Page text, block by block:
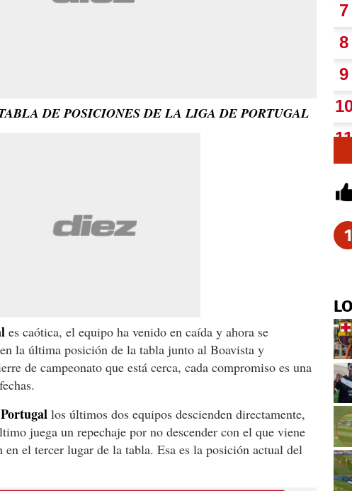
DE POSICIONES DE LA LIGA DE PORTUGAL
es caótica, el equipo ha venido en caída y ahora se
la última posición de la tabla junto al Boavista y
de campeonato que está cerca, cada compromiso es una
Portugal los últimos dos equipos descienden directamente,
juega un repechaje por no descender con el que viene
en el tercer lugar de la tabla. Esa es la posición actual del
1